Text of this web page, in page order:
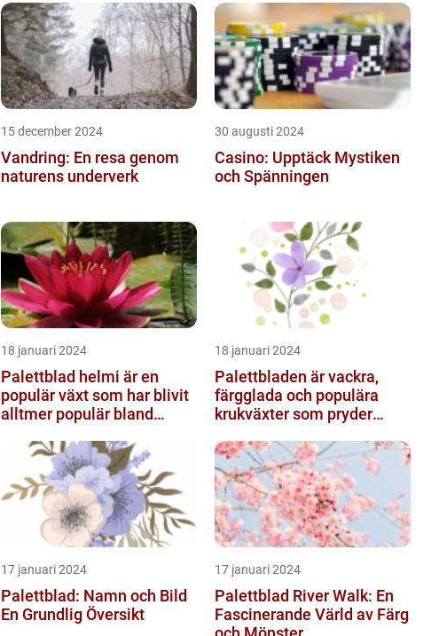
15 december 2024
Vandring: En resa genom
naturens underverk
30 augusti 2024
Casino: Upptäck Mystiken
och Spänningen
18 januari 2024
Palettblad helmi är en
populär växt som har blivit
alltmer populär bland
18 januari 2024
Palettbladen är vackra,
färgglada och populära
krukväxter som pryder
runt o...
17 januari 2024
Palettblad: Namn och Bild
En Grundlig Översikt
17 januari 2024
Palettblad River Walk: En
Fascinerande Värld av Färg